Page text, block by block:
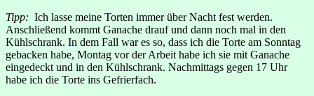
Tipp: Ich lasse meine Torten immer über Nacht fest werden.
Anschließend kommt Ganache drauf und dann noch mal in den
Kühlschrank. In dem Fall war es so, dass ich die Torte am Sonntag
gebacken habe, Montag vor der Arbeit habe ich sie mit Ganache
eingedeckt und in den Kühlschrank. Nachmittags gegen 17 Uhr
habe ich die Torte ins Gefrierfach.